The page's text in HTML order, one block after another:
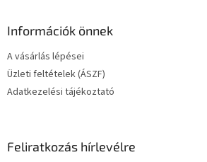
Információk önnek
A vásárlás lépései
Üzleti feltételek (ÁSZF)
Adatkezelési tájékoztató
Feliratkozás hírlevélre